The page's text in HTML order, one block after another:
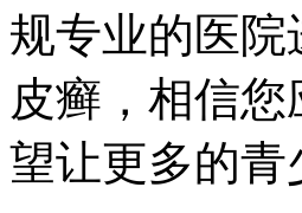
规专业的医
皮癣，相信
望让更多的